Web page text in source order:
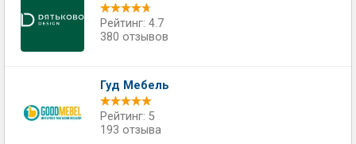
Рейтинг: 4.7
380 отзывов
Гуд Мебель
Рейтинг: 5
193 отзыва